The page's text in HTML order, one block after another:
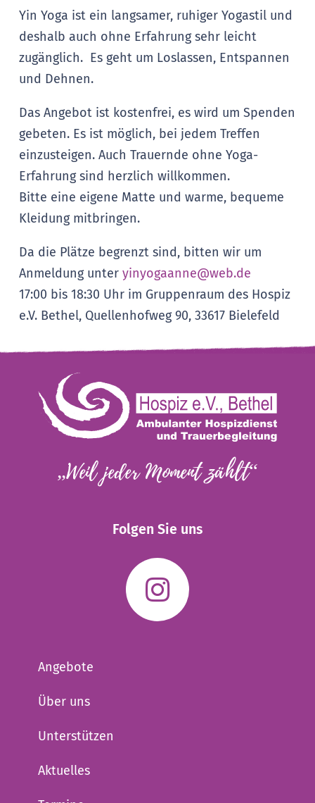
Yin Yoga ist ein langsamer, ruhiger Yogastil und
deshalb auch ohne Erfahrung sehr leicht
zugänglich. Es geht um Loslassen, Entspannen
und Dehnen.
Das Angebot ist kostenfrei, es wird um Spenden
gebeten. Es ist möglich, bei jedem Treffen
einzusteigen. Auch Trauernde ohne Yoga-
Erfahrung sind herzlich willkommen.
Bitte eine eigene Matte und warme, bequeme
Kleidung mitbringen.
Da die Plätze begrenzt sind, bitten wir um
Anmeldung unter yinyogaanne@web.de
17:00 bis 18:30 Uhr im Gruppenraum des Hospiz
e.V. Bethel, Quellenhofweg 90, 33617 Bielefeld
„Weil jeder Moment zählt“
Folgen Sie uns
Angebote
Über uns
Unterstützen
Aktuelles